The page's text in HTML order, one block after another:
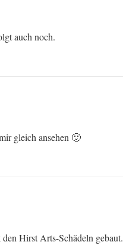
auch noch.
gleich ansehen 🙂
Hirst Arts-Schädeln gebaut.